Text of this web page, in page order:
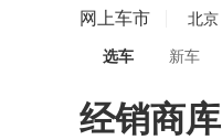
网上车市 北京
选车 新车
经销商库
奔驰